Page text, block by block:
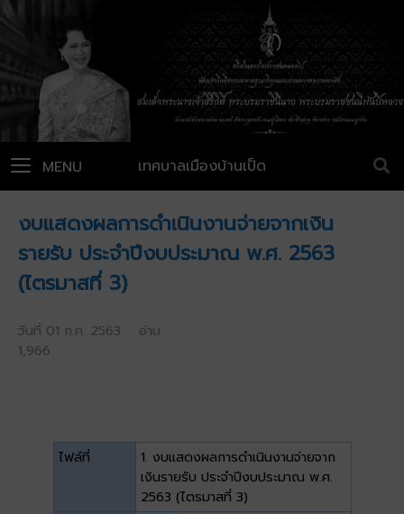
เทศบาลเมืองบ้านเป็ด
MENU
งบแสดงผลการดำเนินงานจ่ายจากเงิน
รายรับ ประจำปีงบประมาณ พ.ศ. 2563
(ไตรมาสที่ 3)
วันที่ 01 ก.ค. 2563 อ่าน
1,966
ไฟล์ที่
1. งบแสดงผลการดำเนินงานจ่ายจาก
เงินรายรับ ประจำปีงบประมาณ พ.ศ.
2563 (ไตรมาสที่ 3)